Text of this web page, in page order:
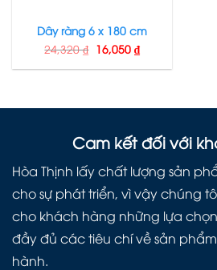
Dây ràng 6 x 180 cm
24,320₫ 16,050 ₫
Cam kết đối với
Hòa Thịnh lấy chất lượng sản
cho sự phát triển, vì vậy chúng
cho khách hàng những lựa
đầy đủ các tiêu chí về sản
hành.